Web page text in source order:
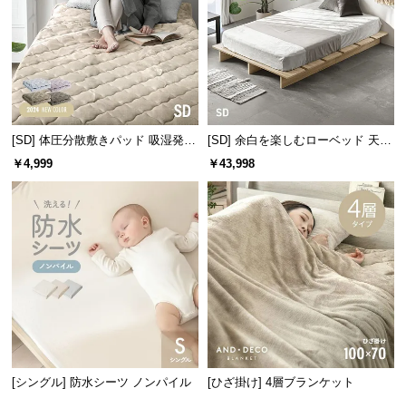
ブ
ロ
グ
[SD] 体圧分散敷きパッド 吸湿発熱
マイクロファイバー
￥4,999
[SD] 余白を楽しむローベッド 天然
木調 ステージベッド プレミアムマ
￥43,998
[シングル] 防水シーツ ノンパイル
[ひざ掛け] 4層ブランケット